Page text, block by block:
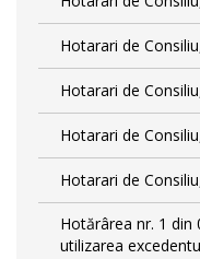
Hotarari de
Hotarari de
Hotarari de
Hotarari de
Hotărârea nr. 1 din
utilizarea